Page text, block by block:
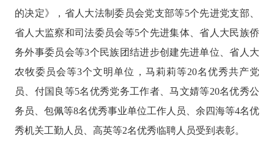
的决定》，省人大法制委员会党支部等5个先进党支部、
省人大监察和司法委员会等5个先进集体、省人大民族侨
务外事委员会等3个民族团结进步创建先进单位、省人大
农牧委员会等3个文明单位，马莉莉等20名优秀共产党
员、付国良等5名优秀党务工作者、马文婧等20名优秀公
务员、包佩等8名优秀事业单位工作人员、余四海等4名优
秀机关工勤人员、高英等2名优秀临聘人员受到表彰。